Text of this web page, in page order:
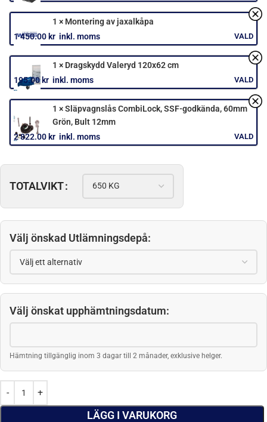
1 × Stödben till släpvagn, komplett set (2st)
990.00kr inkl. moms
1 × Skruvtipp set för Släpvagn 400kg
1 990.00kr inkl. moms
1 ×Adapter: 13 poler på bil till 7 poler på släp
129.00
inkl. moms
129kr inkl. moms
169.00kr inkl. moms
1× Montering av jaxalkåpa
1 450.00kr inkl. moms
195.00kr inkl. moms
1×Släpvagnslås CombiLock, SSF-godkända, 60mm
2 822.00kr inkl. moms
LÄGG I VARUKORG